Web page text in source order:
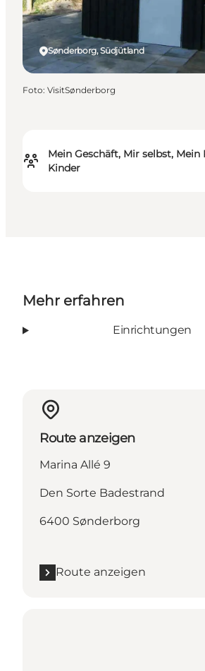
Mein Geschäft, Mir selbst, Mein
Kinder
Sønderborg, Südjütland
Foto: VisitSønderborg
Mehr erfahren
Einrichtungen
Route anzeigen
Marina Allé 9
Den Sorte Badestrand
6400 Sønderborg
Route anzeigen